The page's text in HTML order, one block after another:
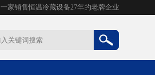
一家销售恒温冷藏设备27年的老牌企业